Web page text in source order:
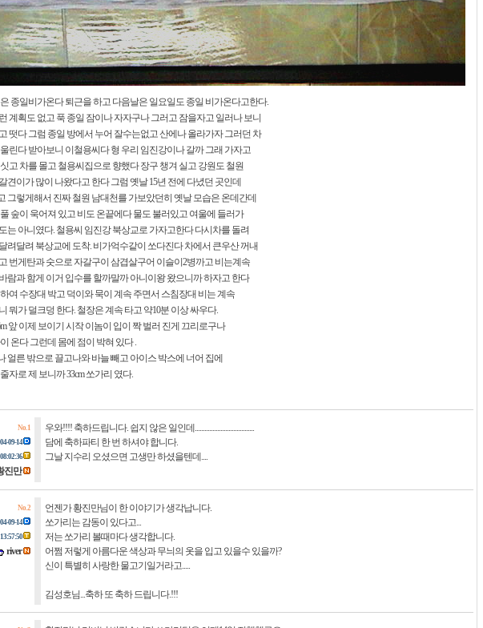
종일비가온다 퇴근을 하고 다음날은 일요일도 종일 비가온다고한다.
계획도 없고 푹 종일 잠이나 자자구나 그러고 잠을자고 일러나 보니
떳다 그럼 종일 방에서 누어 잘수는없고 산에나 올라가자 그러던 차
린다 받아보니 이철용씨다 형 우리 임진강이나 갈까 그래 가자고
고 차를 몰고 철용씨집으로 향했다 장구 챙겨 실고 강원도 철원
견이가 많이 나왔다고 한다 그럼 옛날 15년 전에 다녔던 곳인데
그렇게해서 진짜 철원 남대천를 가보았던히 옛날 모습은 온데간데
숲이 욱어져 있고 비도 온끝에다 물도 불러있고 여울에 들러가
는 아니였다. 철용씨 임진강 북상교로 가자고한다 다시차를 돌려
려달려 북상교에 도착. 비가억수같이 쏘다진다 차에서 큰우산 꺼내
번게탄과 숫으로 자갈구이 삼겹살구어 이슬이2병까고 비는계속
람과 함게 이거 입수를 할까말까 아니이왕 왔으니까 하자고 한다
여 수장대 박고 덕이와 묵이 계속 주면서 스침장대 비는 계속
뭐가 덜크덩 한다. 철장은 계속 타고 약10분 이상 싸우다.
앞 이제 보이기 시작 이놈이 입이 짝 벌러 진게 끄리로구나
온다 그런데 몸에 점이 박혀 있다 .
얼른 밖으로 끌고나와 바늘 빼고 아이스 박스에 너어 집에
자로 제 보니까 33cm 쏘가리 였다.
No. 1
09-14
08:02:36
진만
우와!!!! 축하드립니다. 쉽지 않은 일인데.....................................
담에 축하파티 한 번 하셔야 합니다.
그날 지수리 오셨으면 고생만 하셨을텐데....
No. 2
09-14
13:57:50
river
언젠가 황진만님이 한 이야기가 생각납니다.
쏘가리는 감동이 있다고...
저는 쏘가리 볼때마다 생각합니다.
어쩜 저렇게 아름다운 색상과 무늬의 옷을 입고 있을수 있을까?
신이 특별히 사랑한 물고기일거라고.....
김성호님...축하 또 축하 드립니다.!!!